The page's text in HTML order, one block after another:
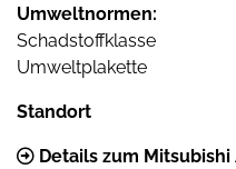
Umweltnormen:
Schadstoffklasse
Umweltplakette
Standort
Details zum Mitsubishi